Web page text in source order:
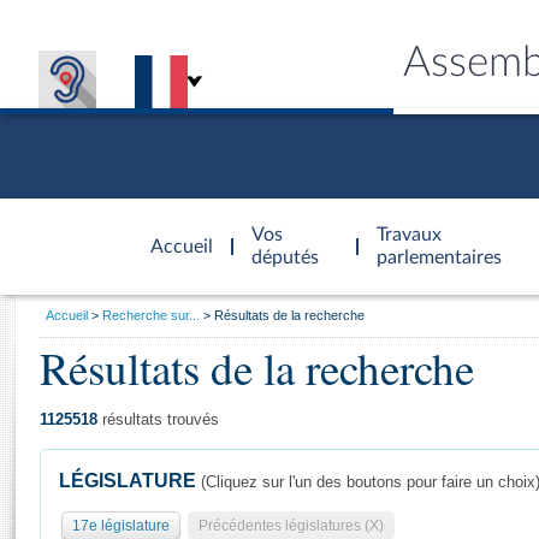
Accueil
d'accueil
Vos
députés
Travaux
parlementaires
Général
Vous
Accueil Recherche sur... Résultats de la recherche
Résultats de la recherche
1125518 résultats trouvés
LÉGISLATURE (Cliquez sur l'un des boutons pour faire un choix)
17e législature Précédentes législatures (X)